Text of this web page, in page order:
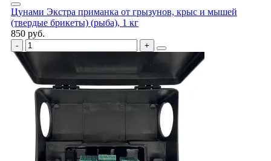
Цунами Экстра приманка от грызунов, крыс и мышей
(твердые брикеты) (рыба), 1 кг
850 руб.